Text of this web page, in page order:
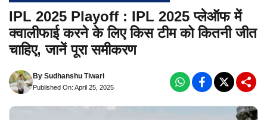
IPL 2025 Playoff : IPL 2025 प्लेऑफ में
क्वालीफाई करने के लिए किस टीम को कितनी जीत
चाहिए, जानें पूरा समीकरण
By Sudhanshu Tiwari
Published On: April 25, 2025